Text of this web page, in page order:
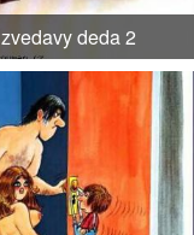
zvedavy deda 2